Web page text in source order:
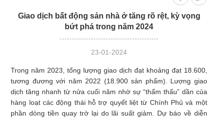
kết cộng đồng
tại Aurora IP
xanh tại địa
phương
Giao dịch bất động sản nhà ở tăng rõ rệt, kỳ vọng
bứt phá trong năm 2024
23-01-2024
Trong năm 2023, tổng lượng giao dịch đạt khoảng đạt 18.600,
tương đương với năm 2022 (18.900 sản phẩm). Lượng giao
dịch tăng nhanh từ nửa cuối năm nhờ sự “thẩm thấu” dần của
hàng loạt các động thái hỗ trợ quyết liệt từ Chính Phủ và một
phần dòng tiền quay trở lại do lãi suất giảm. Dự báo về diễn